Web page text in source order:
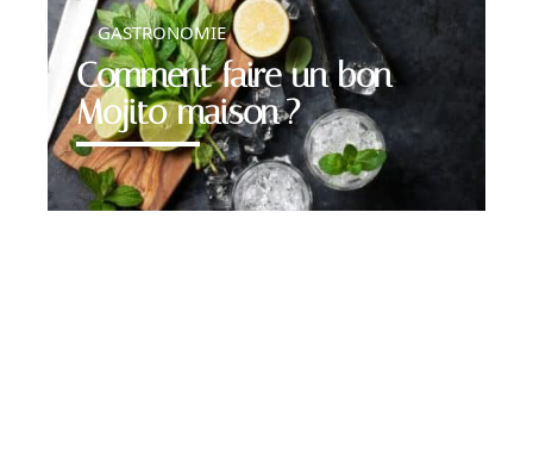
Comment faire un bon
Mojito maison ?
GASTRONOMIE